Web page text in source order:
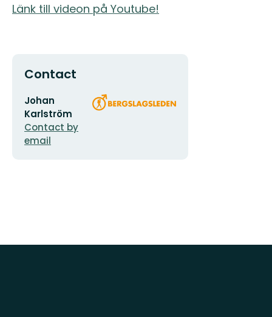
Länk till videon på Youtube!
Contact
Email
address
Johan
Karlström
Contact by
email
Organization
logotype